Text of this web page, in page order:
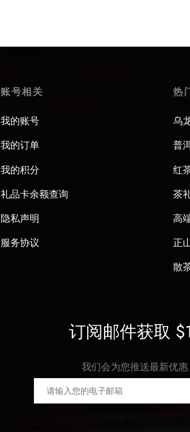
账号相关
我的账号
我的订单
我的积分
礼品卡余额查询
隐私声明
服务协议
热
乌
普
红
茶
高
正
散
订阅邮件获取
我们会为您推送最新优